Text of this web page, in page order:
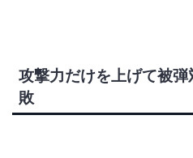
攻撃力だけを上げて被
敗